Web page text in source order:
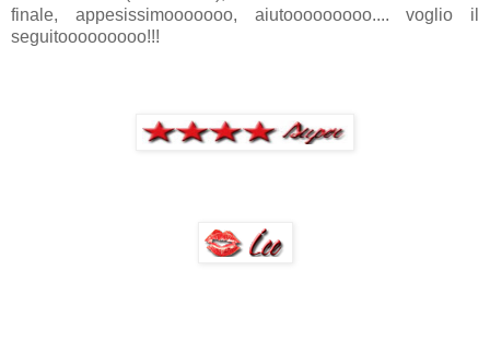
finale, appesissimooooooo, aiutooooooooo.... voglio il
seguitooooooooo!!!